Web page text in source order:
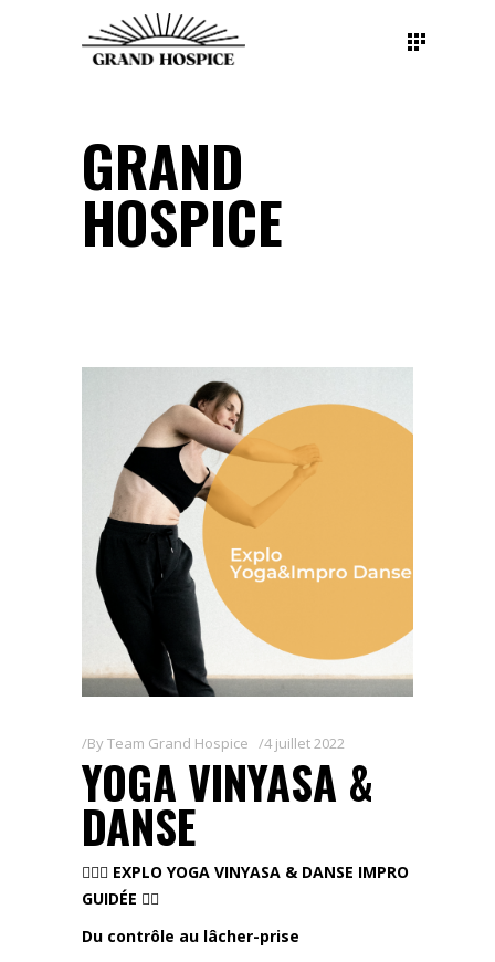
GRAND
HOSPICE
ByTeam Grand Hospice 4 juillet 2022
YOGA VINYASA &
DANSE
🧘🏼‍♀️ EXPLO YOGA VINYASA & DANSE IMPRO
GUIDÉE 👯‍♀️
Du contrôle au lâcher-prise